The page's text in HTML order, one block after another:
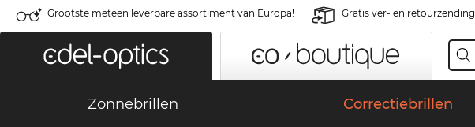
Grootste meteen leverbare assortiment van Europa! Gratis ver- en retourzending
Zonnebrillen Correctiebrillen